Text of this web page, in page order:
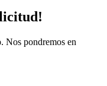
Nos pondremos en